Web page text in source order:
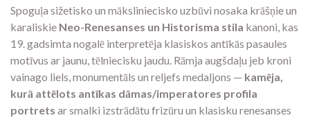
Spoguļa sižetisko un māksliniecisko uzbūvi nosaka krāšņie un
karaliskie Neo-Renesanses un Historisma stila kanoni, kas
19. gadsimta nogalē interpretēja klasiskos antīkās pasaules
motīvus ar jaunu, tēlniecisku jaudu. Rāmja augšdaļu jeb kroni
vainago liels, monumentāls un reljefs medaljons — kamēja,
kurā attēlots antīkas dāmas/imperatores profila
portrets ar smalki izstrādātu frizūru un klasisku renesanses